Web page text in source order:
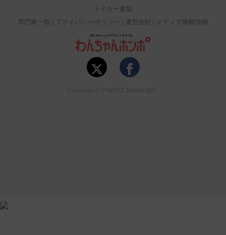
ライター募集
専門家一覧
プライバシーポリシー 運営会社 メディア掲載情報